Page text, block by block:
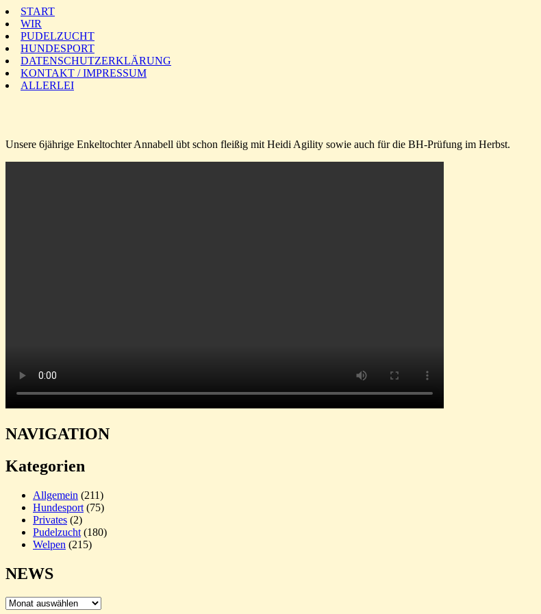
START
WIR
PUDELZUCHT
HUNDESPORT
DATENSCHUTZERKLÄRUNG
KONTAKT / IMPRESSUM
ALLERLEI
Unsere 6jährige Enkeltochter Annabell übt schon fleißig mit Heidi Agility sowie auch für die BH-Prüfung im Herbst.
NAVIGATION
Kategorien
Allgemein (211)
Hundesport (75)
Privates (2)
Pudelzucht (180)
Welpen (215)
NEWS
NEWS